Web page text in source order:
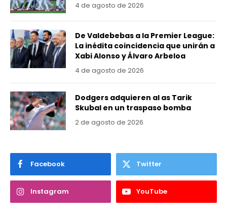
4 de agosto de 2026
De Valdebebas a la Premier League:
La inédita coincidencia que unirán a
Xabi Alonso y Álvaro Arbeloa
4 de agosto de 2026
Dodgers adquieren al as Tarik
Skubal en un traspaso bomba
2 de agosto de 2026
Facebook Twitter
Instagram YouTube